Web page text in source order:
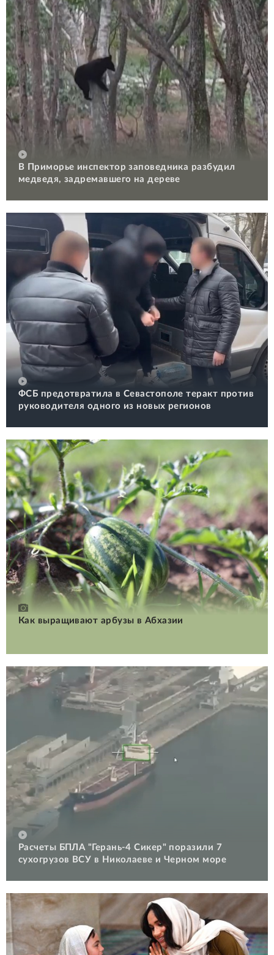
В Приморье инспектор заповедника разбудил
медведя, задремавшего на дереве
ФСБ предотвратила в Севастополе теракт против
руководителя одного из новых регионов
Как выращивают арбузы в Абхазии
Расчеты БПЛА "Герань-4 Сикер" поразили 7
сухогрузов ВСУ в Николаеве и Черном море